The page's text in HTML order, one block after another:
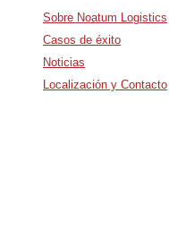
Sobre Noatum Logistics
Casos de éxito
Noticias
Localización y Contacto